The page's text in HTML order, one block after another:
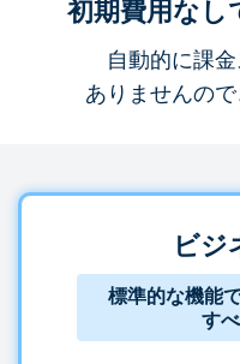
初期費用なし
自動的に課
ありませんの
ビジ
標準的な機能
す